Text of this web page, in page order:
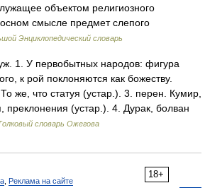
объектом религиозного
смысле предмет слепого
Энциклопедический словарь
1. У первобытных народов: фигура
к рой поклоняются как божеству.
же, что статуя (устар.). 3. перен. Кумир,
преклонения (устар.). 4. Дурак, болван
словарь Ожегова
18+
Реклама на сайте